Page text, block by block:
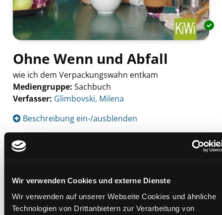
Wir verwenden Cookies und externe Dienste
Wir verwenden auf unserer Webseite Cookies und ähnliche
Technologien von Drittanbietern zur Verarbeitung von
Ohne Wenn und Abfall
wie ich dem Verpackungswahn entkam
Mediengruppe: Sachbuch
Verfasser: Suche nach diesem Verfasser
Glimbovski, Milena
Beschreibung ein-/ausblenden
Mehr Informationen ein-/ausblenden
Exemplare
Zweigstelle: Ost - Schillerstraße